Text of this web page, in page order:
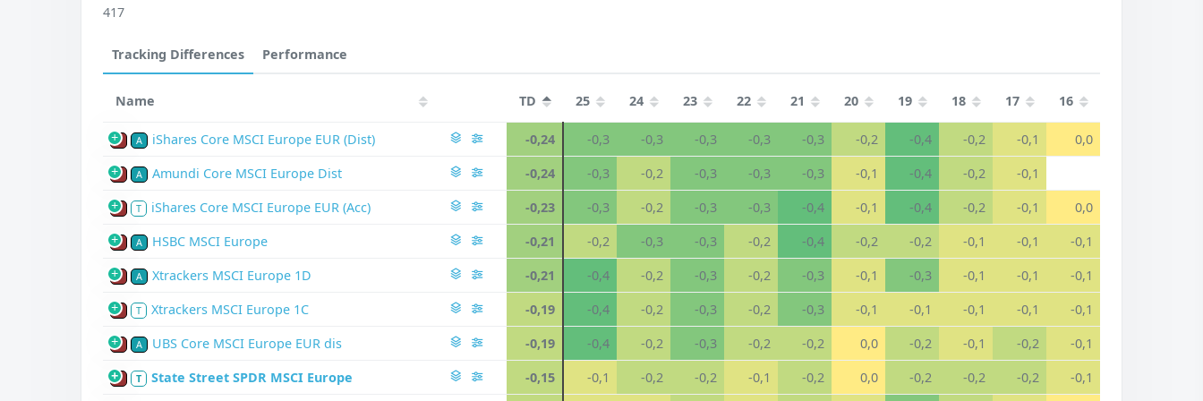
417
Tracking Differences Performance
Name TD 25 24 23 22 21 20 19 18 17 16
P A iShares Core MSCI Europe EUR (Dist) -0,24 -0,3 -0,3 -0,3 -0,3 -0,3 -0,2 -0,4 -0,2 -0,1 0,0
P A Amundi Core MSCI Europe Dist -0,24 -0,3 -0,2 -0,3 -0,3 -0,3 -0,1 -0,4 -0,2 -0,1
P T iShares Core MSCI Europe EUR (Acc) -0,23 -0,3 -0,2 -0,3 -0,3 -0,4 -0,1 -0,4 -0,2 -0,1 0,0
P A HSBC MSCI Europe -0,21 -0,2 -0,3 -0,3 -0,2 -0,4 -0,2 -0,2 -0,1 -0,1 -0,1
P A Xtrackers MSCI Europe 1D -0,21 -0,4 -0,2 -0,3 -0,2 -0,3 -0,1 -0,3 -0,1 -0,1 -0,1
P T Xtrackers MSCI Europe 1C -0,19 -0,4 -0,2 -0,3 -0,2 -0,3 -0,1 -0,1 -0,1 -0,1 -0,1
P A UBS Core MSCI Europe EUR dis -0,19 -0,4 -0,2 -0,3 -0,2 -0,2 0,0 -0,2 -0,1 -0,2 -0,1
P T State Street SPDR MSCI Europe -0,15 -0,1 -0,2 -0,2 -0,1 -0,2 0,0 -0,2 -0,2 -0,2 -0,1